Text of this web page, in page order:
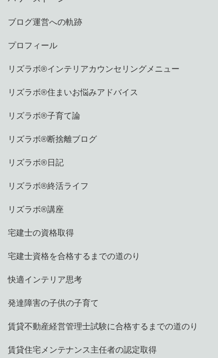
ブログ運営への軌跡
プロフィール
リズラボ®️インテリアカウンセリングメニュー
リズラボ®️住まいお悩みアドバイス
リズラボ®️子育て論
リズラボ®️断捨離ブログ
リズラボ®️日記
リズラボ®️終活ライフ
リズラボ®️講座
宅建士の資格取得
宅建士資格を合格するまでの道のり
快適インテリア思考
発達障害の子供の子育て
賃貸不動産経営管理士試験に合格するまでの道のり
賃貸住宅メンテナンス主任者の認定取得